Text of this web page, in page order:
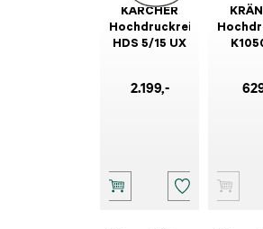
KÄRCHER
Hochdruckreiniger
HDS 5/15 UX
2.199,-